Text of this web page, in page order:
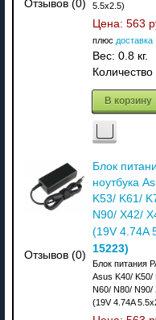
Отзывов (0) 5.5x2.5)
Цена: 563
плюс доставка
Вес: 0.8 кг.
В корзину
Отзывов (0)
Блок
ноутбука
K53/ K61/
N90/ X42/
(19V 4.74A
15223)
Блок питания
Asus K40/ K50/
N60/ N80/ N90/
(19V 4.74A